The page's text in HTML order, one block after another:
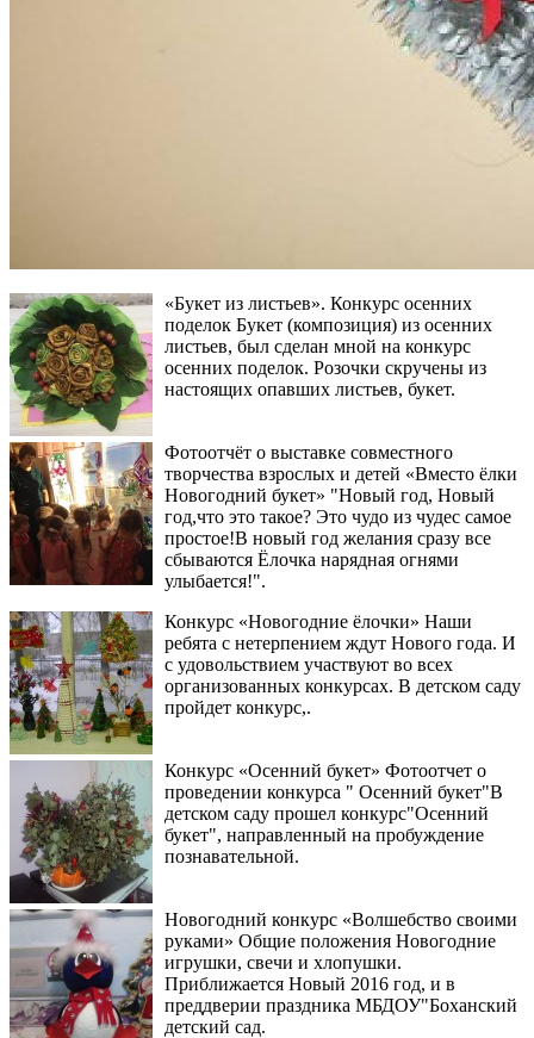
«Букет из листьев». Конкурс осенних
поделок Букет (композиция) из осенних
листьев, был сделан мной на конкурс
осенних поделок. Розочки скручены из
настоящих опавших листьев, букет.
Фотоотчёт о выставке совместного
творчества взрослых и детей «Вместо ёлки
Новогодний букет» "Новый год, Новый
год,что это такое? Это чудо из чудес самое
простое!В новый год желания сразу все
сбываются Ёлочка нарядная огнями
улыбается!".
Конкурс «Новогодние ёлочки» Наши
ребята с нетерпением ждут Нового года. И
с удовольствием участвуют во всех
организованных конкурсах. В детском саду
пройдет конкурс,.
Конкурс «Осенний букет» Фотоотчет о
проведении конкурса " Осенний букет"В
детском саду прошел конкурс"Осенний
букет", направленный на пробуждение
познавательной.
Новогодний конкурс «Волшебство своими
руками» Общие положения Новогодние
игрушки, свечи и хлопушки.
Приближается Новый 2016 год, и в
преддверии праздника МБДОУ"Боханский
детский сад.